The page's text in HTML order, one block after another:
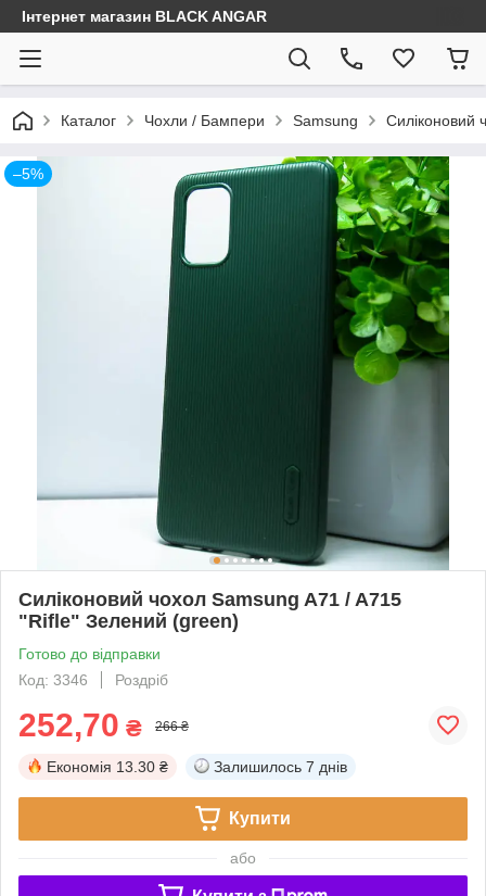
Інтернет магазин BLACK ANGAR
Каталог Чохли / Бампери Samsung Силіконовий
–5%
Силіконовий чохол Samsung A71 / A715
"Rifle" Зелений (green)
Готово до відправки
Код: 3346
Роздріб
252,70 ₴ 266 ₴
Економія 13.30 ₴ Залишилось 7 днів
Купити
або